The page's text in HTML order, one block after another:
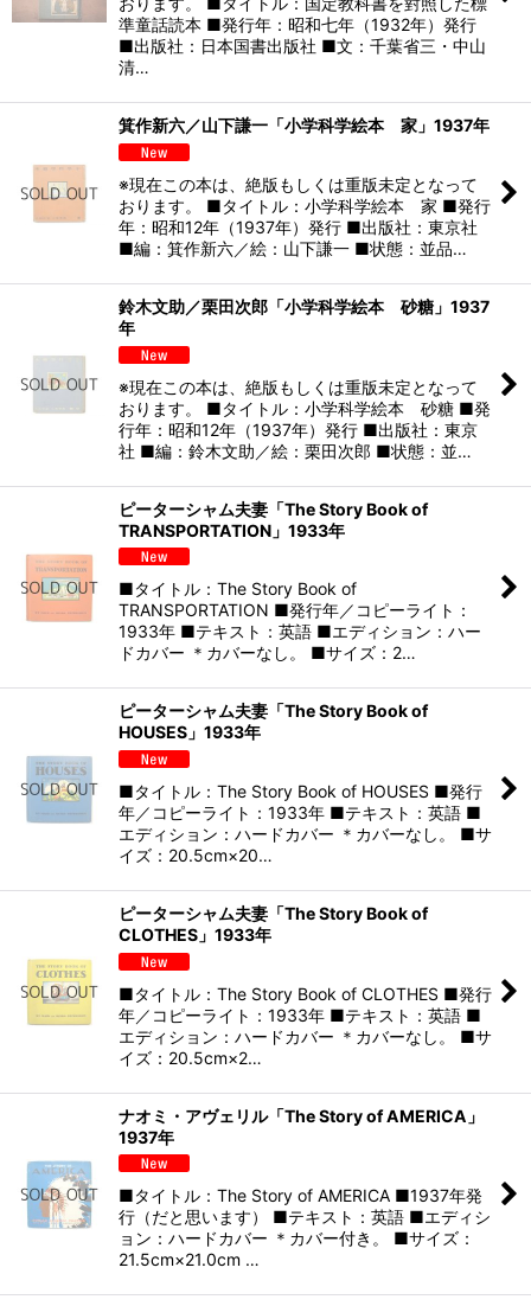
準童話読本 ■発行年：昭和七年（1932年）発行
■出版社：日本国書出版社 ■文：千葉省三・中山
清…
箕作新六／山下謙一「小学科学絵本 家」1937年
※現在この本は、絶版もしくは重版未定となって
おります。 ■タイトル：小学科学絵本 家 ■発行
年：昭和12年（1937年）発行 ■出版社：東京社
■編：箕作新六／絵：山下謙一 ■状態：並品…
鈴木文助／栗田次郎「小学科学絵本 砂糖」1937
年
※現在この本は、絶版もしくは重版未定となって
おります。 ■タイトル：小学科学絵本 砂糖 ■発
行年：昭和12年（1937年）発行 ■出版社：東京
社 ■編：鈴木文助／絵：栗田次郎 ■状態：並…
ピーターシャム夫妻「The Story Book of
TRANSPORTATION」1933年
■タイトル：The Story Book of
TRANSPORTATION ■発行年／コピーライト：
1933年 ■テキスト：英語 ■エディション：ハー
ドカバー ＊カバーなし。 ■サイズ：2…
ピーターシャム夫妻「The Story Book of
HOUSES」1933年
■タイトル：The Story Book of HOUSES ■発行
年／コピーライト：1933年 ■テキスト：英語 ■
エディション：ハードカバー ＊カバーなし。 ■サ
イズ：20.5cm×20…
ピーターシャム夫妻「The Story Book of
CLOTHES」1933年
■タイトル：The Story Book of CLOTHES ■発行
年／コピーライト：1933年 ■テキスト：英語 ■
エディション：ハードカバー ＊カバーなし。 ■サ
イズ：20.5cm×2…
ナオミ・アヴェリル「The Story of AMERICA」
1937年
■タイトル：The Story of AMERICA ■1937年発
行（だと思います） ■テキスト：英語 ■エディシ
ョン：ハードカバー ＊カバー付き。 ■サイズ：
21.5cm×21.0cm …